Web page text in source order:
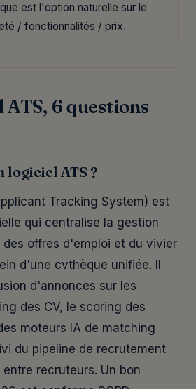
est l'option naturelle sur le
/ fonctionnalités / prix.
6 questions
logiciel ATS ?
Tracking System) est
qui centralise la gestion
offres d'emploi et du vivier
d'une cvthèque unifiée. Il
d'annonces sur les
des CV, le scoring des
moteurs IA de matching
du pipeline de recrutement
recruteurs. Un bon